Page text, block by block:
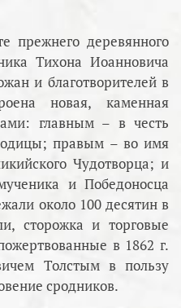
прежнего деревянного
Тихона Иоанновича
и благотворителей в
новая, каменная
главным – в честь
правым – во имя
Чудотворца; и
и Победоносца
около 100 десятин в
сторожка и торговые
в 1862 г.
Толстым в пользу
сродников.